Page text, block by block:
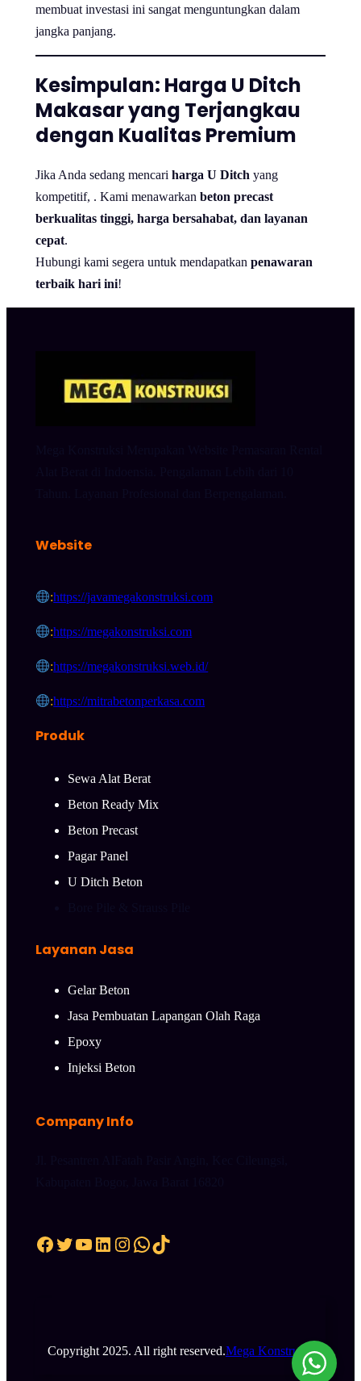
membuat investasi ini sangat menguntungkan dalam
jangka panjang.
Kesimpulan: Harga U Ditch
Makasar yang Terjangkau
dengan Kualitas Premium
Jika Anda sedang mencari harga U Ditch yang
kompetitif, . Kami menawarkan beton precast
berkualitas tinggi, harga bersahabat, dan layanan
cepat.
Hubungi kami segera untuk mendapatkan penawaran
terbaik hari ini!
Website
:https://javamegakonstruksi.com
:https://megakonstruksi.com
:https://megakonstruksi.web.id/
:https://mitrabetonperkasa.com
Produk
Sewa Alat Berat
Beton Ready Mix
Beton Precast
Pagar Panel
U Ditch Beton
Layanan Jasa
Gelar Beton
Jasa Pembuatan Lapangan Olah Raga
Epoxy
Injeksi Beton
Company Info
Facebook Twitter YouTube LinkedIn Instagram WhatsApp TikTok
Copyright 2025. All right reserved.Mega Konstruksi